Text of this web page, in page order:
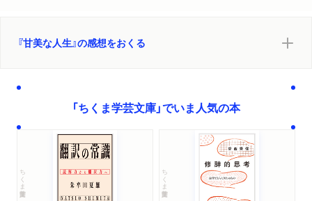
『甘美な人生』の感想をおくる
「ちくま学芸文庫」でいま人気の本
ちくま学芸文庫 ちくま学芸文庫